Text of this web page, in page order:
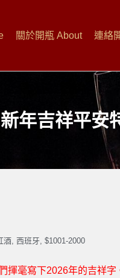
關於開瓶 About 連絡
年吉祥平安
酒, 西班牙, $1001-2000
揮毫寫下2026年的吉祥字